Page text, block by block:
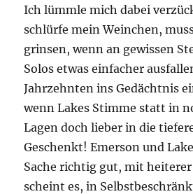
Ich lümmle mich dabei
schlürfe mein Weinchen,
grinsen, wenn an gewissen
Solos etwas einfacher
Jahrzehnten ins Gedächtnis
wenn Lakes Stimme statt in
Lagen doch lieber in die
Geschenkt! Emerson und
Sache richtig gut, mit heiterer
scheint es, in